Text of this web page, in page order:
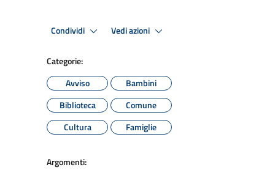
Condividi Vedi azioni
Categorie:
Avviso
Bambini
Biblioteca
Comune
Cultura
Famiglie
Argomenti: